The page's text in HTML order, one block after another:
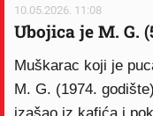
10.05.2026. 11:08
Ubojica je M. G.
Muškarac koji je
M. G. (1974.